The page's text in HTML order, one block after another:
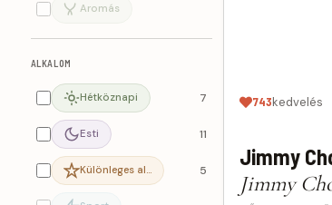
Aromás
ALKALOM
Hétköznapi 7
Esti 11
Különleges al… 5
743kedvelés
Jimmy
Jimmy